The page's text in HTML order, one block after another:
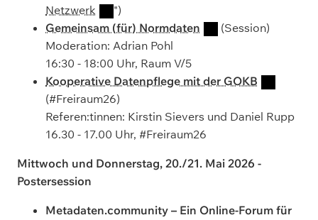
Netzwerk
")
Gemeinsam (für) Normdaten
(Session)
Moderation: Adrian Pohl
16:30 - 18:00 Uhr, Raum V/5
Kooperative Datenpflege mit der GOKB
(#Freiraum26)
Referen:tinnen: Kirstin Sievers und Daniel Rupp
16.30 - 17.00 Uhr, #Freiraum26
Mittwoch und Donnerstag, 20./21. Mai 2026 -
Postersession
Metadaten.community – Ein Online-Forum für